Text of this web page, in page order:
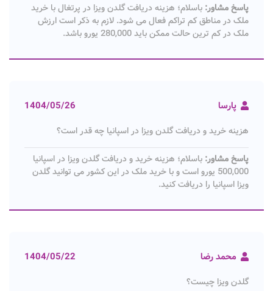
پاسخ مشاور: باسلام؛ هزینه دریافت گلدن ویزا در پرتغال با خرید
ملک در مناطق کم تراکم فعال می شود. لازم به ذکر است ارزش
ملک در کم ترین حالت ممکن باید 280,000 یورو باشد.
پارسا 1404/05/26
هزینه خرید و دریافت گلدن ویزا در اسپانیا چه قدر است؟
پاسخ مشاور: باسلام؛ هزینه خرید و دریافت گلدن ویزا در اسپانیا
500,000 یورو است و با خرید ملک در این کشور می توانید گلدن
ویزا اسپانیا را دریافت کنید.
محمد رضا 1404/05/22
گلدن ویزا چیست؟